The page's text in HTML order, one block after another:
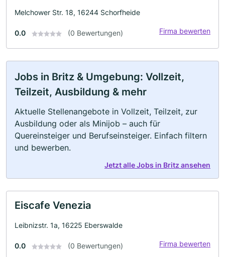
Melchower Str. 18, 16244 Schorfheide
0.0 (0 Bewertungen) Firma bewerten
Jobs in Britz & Umgebung: Vollzeit,
Teilzeit, Ausbildung & mehr
Aktuelle Stellenangebote in Vollzeit, Teilzeit, zur
Ausbildung oder als Minijob – auch für
Quereinsteiger und Berufseinsteiger. Einfach filtern
und bewerben.
Jetzt alle Jobs in Britz ansehen
Eiscafe Venezia
Leibnizstr. 1a, 16225 Eberswalde
0.0 (0 Bewertungen) Firma bewerten